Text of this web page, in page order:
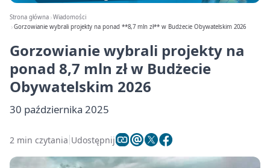
Strona główna Wiadomości
Gorzowianie wybrali projekty na ponad **8,7 mln zł** w Budżecie Obywatelskim 2026
Gorzowianie wybrali projekty na
ponad 8,7 mln złw Budżecie
Obywatelskim 2026
30 października 2025
2 min czytania Udostępnij